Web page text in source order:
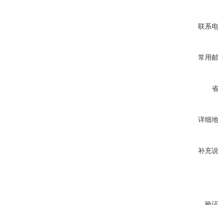
联系
常用
详细
补充